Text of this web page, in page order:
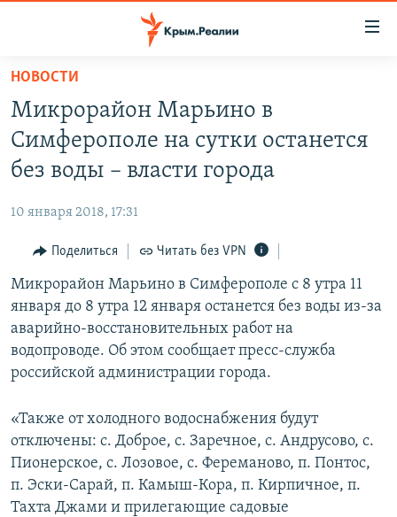
Вернуться
основному
содержанию
Вернутся
главной
навигации
Вернутся
поиску
СПЕЦПРОЕКТЫ
11 ЛЕТ ОККУПАЦИИ КРЫМА. 11 ИСТОРИЙ СОПРОТИВЛЕНИЯ
ВОДА
ЕЩЕ
ИНТЕРАКТИВ
ИНФОГРАФИКА
ТЕЛЕПРОЕКТ КРЫМ.РЕАЛИИ
СОВЕТЫ ПРАВОЗАЩИТНИКОВ
ПРОПАВШИЕ БЕЗ ВЕСТИ
ПОБЕДИТЕЛЕЙ НЕ СУДЯТ?
КРЫМ.НЕПОКОРЕННЫЙ
ELIFBE
УКРАИНСКАЯ ПРОБЛЕМА КРЫМА
РАДІО СВОБОДА
КАК ОБОЙТИ БЛОКИРОВКУ
Українською
Qırımtatar
ПРИСОЕДИНЯЙТЕСЬ!
НОВОСТИ
Микрорайон Марьино в
Симферополе на сутки останется
без воды – власти города
10 января 2018, 17:31
Поделиться Читать без VPN
Микрорайон Марьино в Симферополе с 8 утра 11
января до 8 утра 12 января останется без воды из-за
аварийно-восстановительных работ на
водопроводе. Об этом сообщает пресс-служба
российской администрации города.
«Также от холодного водоснабжения будут
отключены: с. Доброе, с. Заречное, с. Андрусово, с.
Пионерское, с. Лозовое, с. Фереманово, п. Понтос,
п. Эски-Сарай, п. Камыш-Кора, п. Кирпичное, п.
Тахта Джами и прилегающие садовые